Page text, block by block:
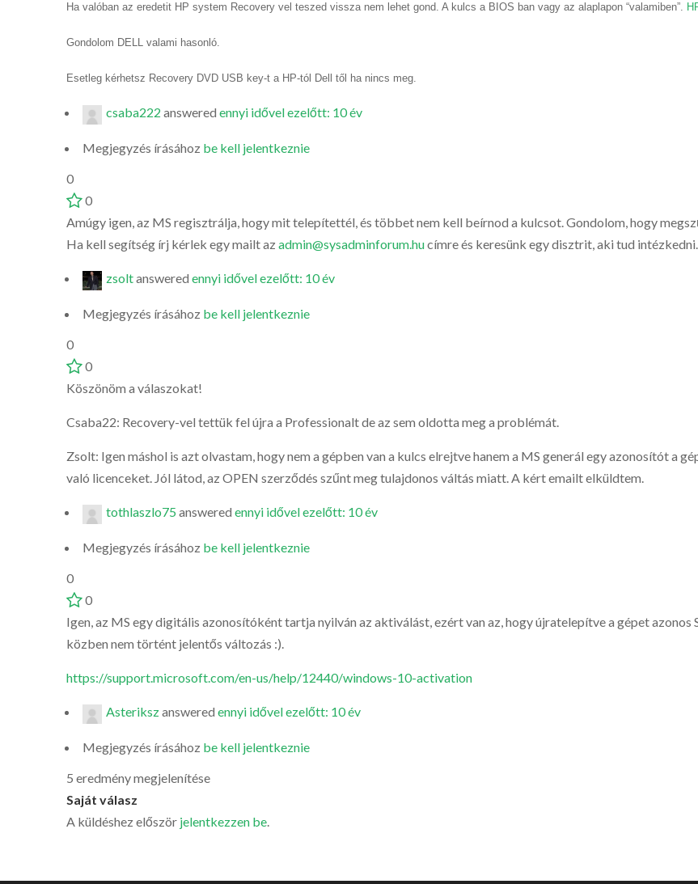
Ha valóban az eredetit HP system Recovery vel teszed vissza nem lehet gond. A kulcs a BIOS ban vagy az alaplapon “valamiben”.
Gondolom DELL valami hasonló.
Esetleg kérhetsz Recovery DVD USB key-t a HP-tól Dell től ha nincs meg.
csaba222 answered ennyi idővel ezelőtt: 10 év
Megjegyzés írásához be kell jelentkeznie
0
0
Amúgy igen, az MS regisztrálja, hogy mit telepítettél, és többet nem kell beírnod a kulcsot. Gondolom, hogy
Ha kell segítség írj kérlek egy mailt azadmin@sysadminforum.hucímre és keresünk egy disztrit, aki tud intézkedni.
zsoltanswered ennyi idővel ezelőtt: 10 év
Megjegyzés írásához be kell jelentkeznie
0
0
Köszönöm a válaszokat!
Csaba22: Recovery-vel tettük fel újra a Professionalt de az sem oldotta meg a problémát.
Zsolt: Igen máshol is azt olvastam, hogy nem a gépben van a kulcs elrejtve hanem a MS generál egy azonosítót a
való licenceket. Jól látod, az OPEN szerződés szűnt meg tulajdonos váltás miatt. A kért emailt elküldtem.
tothlaszlo75 answered ennyi idővel ezelőtt: 10 év
Megjegyzés írásához be kell jelentkeznie
0
0
Igen, az MS egy digitális azonosítóként tartja nyilván az aktiválást, ezért van az, hogy újratelepítve a gépet
közben nem történt jelentős változás :).
https://support.microsoft.com/en-us/help/12440/windows-10-activation
Asterikszanswered ennyi idővel ezelőtt: 10 év
Megjegyzés írásához be kell jelentkeznie
5 eredmény megjelenítése
Saját válasz
A küldéshez először jelentkezzen be.